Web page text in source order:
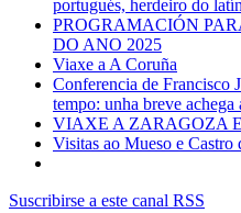
portugués, herdeiro do
PROGRAMACIÓN
DO ANO 2025
Viaxe a A Coruña
Conferencia de Francisco
tempo: unha breve
VIAXE A ZARAGOZA
Visitas ao Mueso e
Suscribirse a este canal RSS